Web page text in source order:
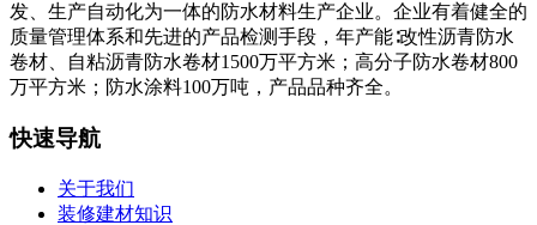
发、生产自动化为一体的防水材料生产企业。企业有着健全的
质量管理体系和先进的产品检测手段，年产能∶改性沥青防水
卷材、自粘沥青防水卷材1500万平方米；高分子防水卷材800
万平方米；防水涂料100万吨，产品品种齐全。
快速导航
关于我们
装修建材知识